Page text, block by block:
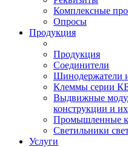
Комплексные
Опросы
Продукция
Продукция
Соединители
Шинодержатели
Клеммы серии
Выдвижные
конструкции и
Промышленные
Светильники
Услуги